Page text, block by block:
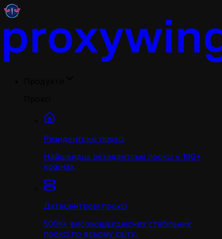
Резидентські проксі
Найшвидші резидентські проксі у 190+
країнах.
Датацентрові проксі
500K+ високошвидкісних стабільних
проксі по всьому світу.